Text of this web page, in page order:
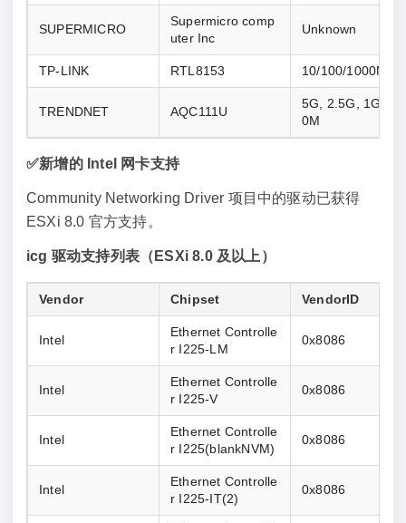
SUPERMICRO
Supermicro comp
uter Inc
Unknown
TP-LINK RTL8153 10/100/1000M
TRENDNET AQC111U
5G, 2.5G, 1G, 10
0M
✅新增的 Intel 网卡支持
Community Networking Driver 项目中的驱动已获得
ESXi 8.0 官方支持。
icg 驱动支持列表（ESXi 8.0 及以上）
Vendor Chipset VendorID
Intel
Ethernet Controlle
r I225-LM
0x8086
Intel
Ethernet Controlle
r I225-V
0x8086
Intel
Ethernet Controlle
r I225(blankNVM)
0x8086
Intel
Ethernet Controlle
r I225-IT(2)
0x8086